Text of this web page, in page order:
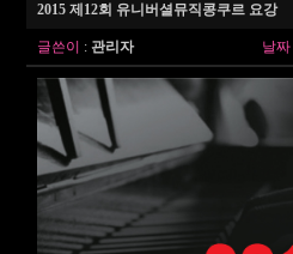
2015 제12회 유니버셜뮤직콩쿠르 요강
글쓴이 : 관리자 날짜